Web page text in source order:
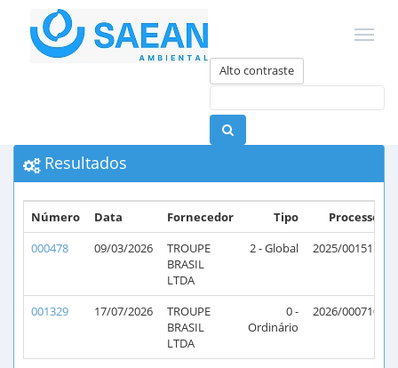
Alto contraste
Resultados
Número Data Fornecedor Tipo
Processo
000478
09/03/2026
TROUPE
BRASIL
LTDA
2 - Global 2025/001511
001329 17/07/2026
TROUPE
BRASIL
LTDA
0 -
Ordinário
2026/000710